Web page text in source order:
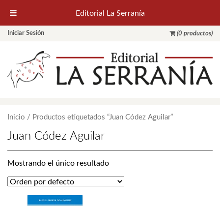
Iniciar Sesión (0 productos)
Inicio / Productos etiquetados “Juan Códez Aguilar”
Juan Códez Aguilar
Mostrando el único resultado
Editorial La Serranía